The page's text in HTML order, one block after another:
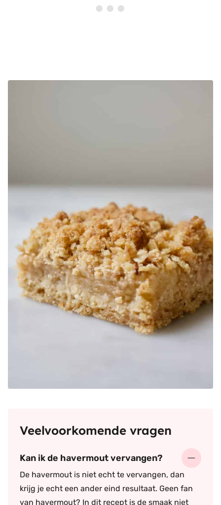
Veelvoorkomende vragen
Kan ik de havermout vervangen?
De havermout is niet echt te vervangen, dan
krijg je echt een ander eind resultaat. Geen fan
van havermout? In dit recept is de smaak niet